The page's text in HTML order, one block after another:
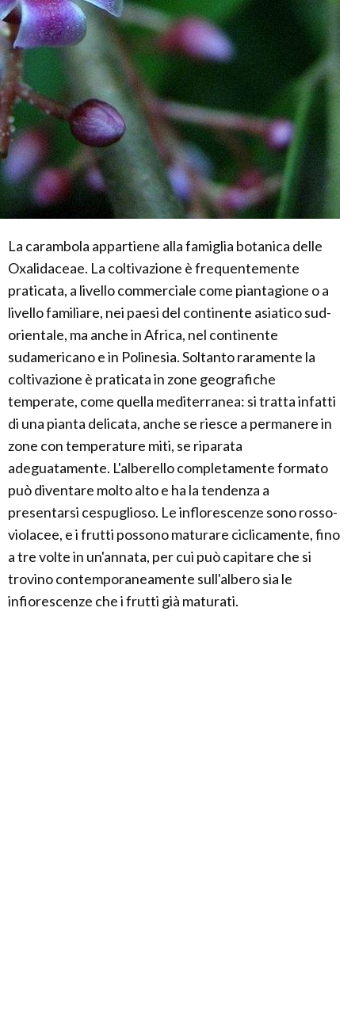
La carambola appartiene alla famiglia botanica delle
Oxalidaceae. La coltivazione è frequentemente
praticata, a livello commerciale come piantagione o a
livello familiare, nei paesi del continente asiatico sud-
orientale, ma anche in Africa, nel continente
sudamericano e in Polinesia. Soltanto raramente la
coltivazione è praticata in zone geografiche
temperate, come quella mediterranea: si tratta infatti
di una pianta delicata, anche se riesce a permanere in
zone con temperature miti, se riparata
adeguatamente. L'alberello completamente formato
può diventare molto alto e ha la tendenza a
presentarsi cespuglioso. Le inflorescenze sono rosso-
violacee, e i frutti possono maturare ciclicamente, fino
a tre volte in un'annata, per cui può capitare che si
trovino contemporaneamente sull'albero sia le
infiorescenze che i frutti già maturati.